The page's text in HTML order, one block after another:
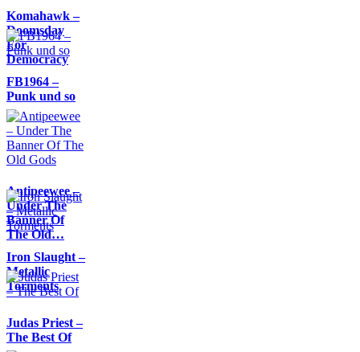
Komahawk –
Doomsday
For
Democracy
FB1964 –
Punk und so
Antipeewee –
Under The
Banner Of
The Old…
Iron Slaught –
Metallic
Torments
Judas Priest –
The Best Of